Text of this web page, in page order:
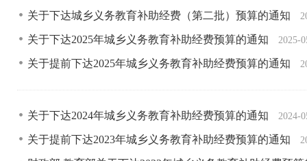
关于下达城乡义务教育补助经费（第二批）预算的通知
关于下达2025年城乡义务教育补助经费预算的通知 2025-
关于提前下达2025年城乡义务教育补助经费预算的通知
关于下达2024年城乡义务教育补助经费预算的通知 2024-
关于提前下达2023年城乡义务教育补助经费预算的通知